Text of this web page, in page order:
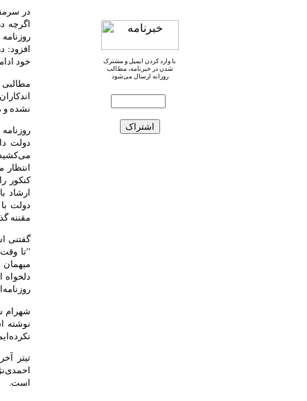
در
اگرچه
افزود:
خود
نشده و
دولت
کنکور
ارشاد
دولت
مقننه
گفتنی
”تا
شهرام
تیتر
است.
با وارد کردن ایمیل و مشترک
شدن در خبرنامه، مطالب
روزانه ارسال می‌شود